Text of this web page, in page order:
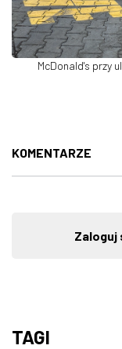
McDonald's przy
KOMENTARZE
Zaloguj
TAGI